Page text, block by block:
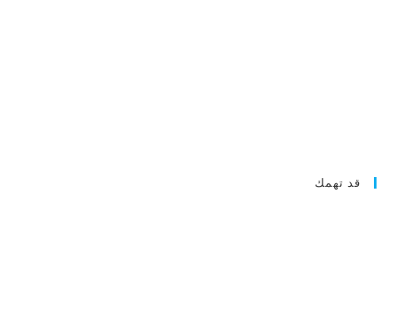
قد تهمك